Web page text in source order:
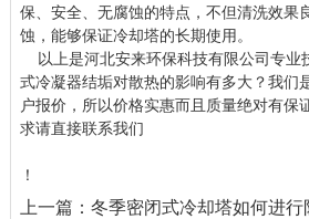
保、安全、无腐蚀的特点，不但清洗效果
蚀，能够保证冷却塔的长期使用。
以上是河北安来环保科技有限公司专业
式冷凝器结垢对散热的影响有多大？我们
户报价，所以价格实惠而且质量绝对有保
求请直接联系我们
！
上一篇： 冬季密闭式冷却塔如何进行